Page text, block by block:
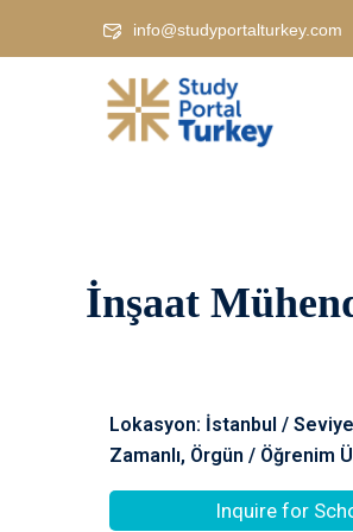
info@studyportalturkey.com
İnşaat
Lokasyon: İstanbul /
Zamanlı, Örgün / Öğrenim
Inquire for